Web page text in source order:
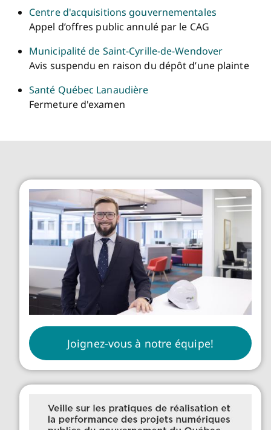
Centre d'acquisitions gouvernementales
Appel d’offres public annulé par le CAG
Municipalité de Saint-Cyrille-de-Wendover
Avis suspendu en raison du dépôt d’une plainte
Santé Québec Lanaudière
Fermeture d'examen
Joignez-vous à notre équipe!